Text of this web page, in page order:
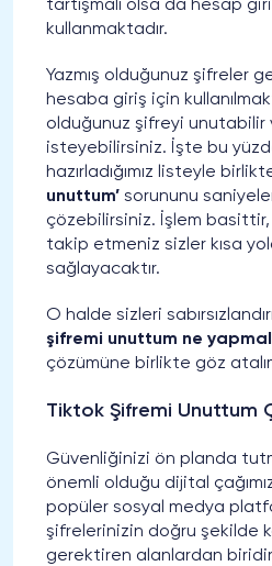
tartışmalı olsa da hesap
kullanmaktadır.
Yazmış olduğunuz şifreler
hesaba giriş için
olduğunuz şifreyi unutabilir
isteyebilirsiniz. İşte bu
hazırladığımız listeyle
unuttum’ sorununu
çözebilirsiniz. İşlem basittir,
takip etmeniz sizler kısa
sağlayacaktır.
O halde sizleri
şifremi unuttum ne
çözümüne birlikte göz
Tiktok Şifremi Unuttum
Güvenliğinizi ön planda
önemli olduğu dijital
popüler sosyal medya
şifrelerinizin doğru şekilde
gerektiren alanlardan